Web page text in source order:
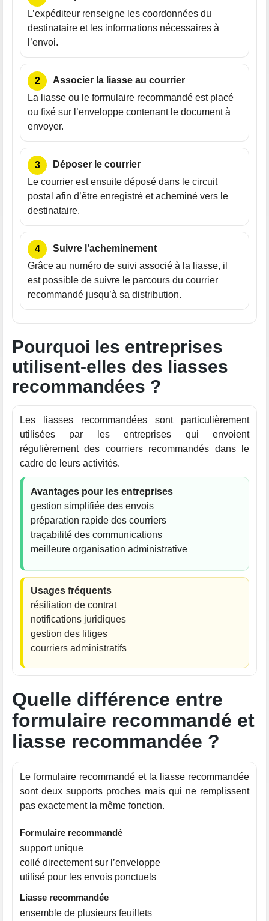
L’expéditeur renseigne les coordonnées du
destinataire et les informations nécessaires à
l’envoi.
Associer la liasse au courrier
La liasse ou le formulaire recommandé est placé
ou fixé sur l’enveloppe contenant le document à
envoyer.
Déposer le courrier
Le courrier est ensuite déposé dans le circuit
postal afin d’être enregistré et acheminé vers le
destinataire.
Suivre l’acheminement
Grâce au numéro de suivi associé à la liasse, il
est possible de suivre le parcours du courrier
recommandé jusqu’à sa distribution.
Pourquoi les entreprises
utilisent-elles des liasses
recommandées ?
Les liasses recommandées sont particulièrement
utilisées par les entreprises qui envoient
régulièrement des courriers recommandés dans le
cadre de leurs activités.
Avantages pour les entreprises
gestion simplifiée des envois
préparation rapide des courriers
traçabilité des communications
meilleure organisation administrative
Usages fréquents
résiliation de contrat
notifications juridiques
gestion des litiges
courriers administratifs
Quelle différence entre
formulaire recommandé et
liasse recommandée ?
Le formulaire recommandé et la liasse recommandée
sont deux supports proches mais qui ne remplissent
pas exactement la même fonction.
Formulaire recommandé
support unique
collé directement sur l’enveloppe
utilisé pour les envois ponctuels
Liasse recommandée
ensemble de plusieurs feuillets